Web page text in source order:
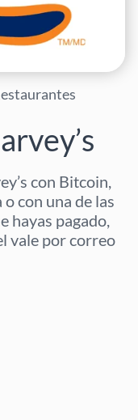
con Bitcoin,
con una de las
hayas pagado,
vale por correo